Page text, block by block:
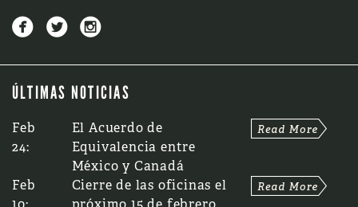
  
ÚLTIMAS NOTICIAS
Feb
24:
El Acuerdo de
Equivalencia entre
México y Canadá
Feb
Cierre de las oficinas el